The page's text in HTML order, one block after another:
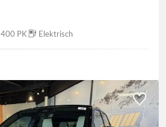
400 PK Elektrisch